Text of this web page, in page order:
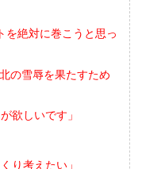
を絶対に巻こうと思っ
の雪辱を果たすため
欲しいです」
り考えたい」